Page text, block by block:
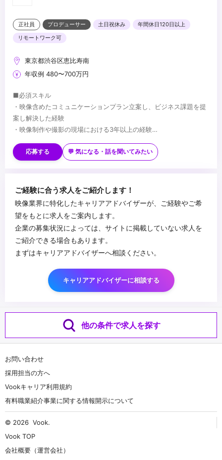
正社員 プロデューサー 土日祝休み
年間休日120日以上
リモートワーク可
東京都渋谷区恵比寿南
年収例 480〜700万円
■必須スキル
・映像含めたコミュニケーションプラン立案し、ビジネス課題を提
案し解決した経験
・映像制作や撮影の現場における3年以上の経験
経験
・映像を含めた各種メディア構築や改善において、クライアントの
のデザイン、3Dやメタバース)に関する知見
はなく、企業活動に貢献する動画マーケティング戦略の立案）
...
応募する 💬 気になる・話を聞いてみたい
ご経験に合う求人をご紹介します！
映像業界に特化したキャリアアドバイザーが、ご経験やご希
望をもとに求人をご案内します。
企業の募集状況によっては、サイトに掲載していない求人を
ご紹介できる場合もあります。
まずはキャリアアドバイザーへ相談ください。
キャリアアドバイザーに相談する
他の条件で求人を探す
お問い合わせ
採用担当の方へ
Vookキャリア利用規約
有料職業紹介事業に関する情報開示について
© 2026 Vook.
Vook TOP
会社概要（運営会社）